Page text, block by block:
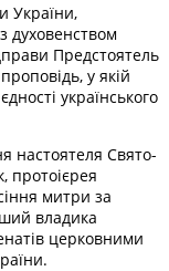
України,
духовенством
Предстоятель
у якій
українського
настоятеля Свято-
протоієрея
митри за
владика
церковними